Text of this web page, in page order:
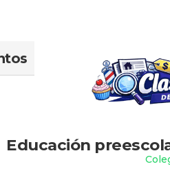
Educación